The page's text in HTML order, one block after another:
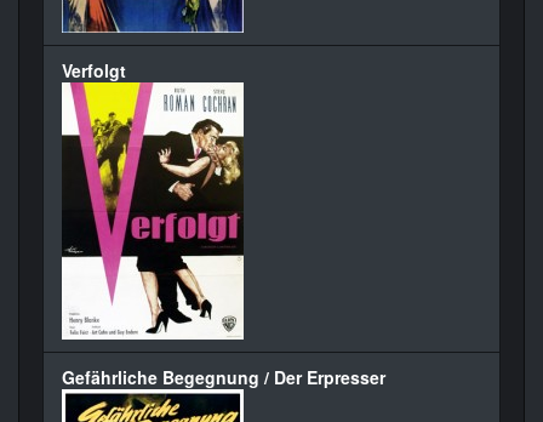
Verfolgt
Gefährliche Begegnung / Der Erpresser